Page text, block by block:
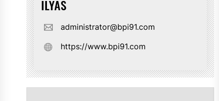
ILYAS
administrator@bpi91.com
https://www.bpi91.com